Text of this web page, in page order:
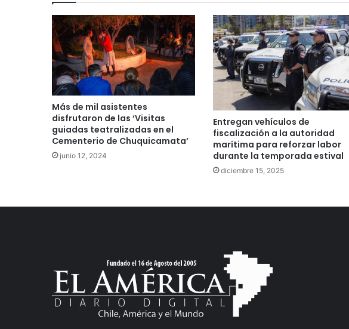
Más de mil asistentes
disfrutaron de las ‘Visitas
guiadas teatralizadas en el
Cementerio de Chuquicamata’
junio 12, 2024
Entregan vehículos de
fiscalización a la autoridad
marítima para reforzar labor
durante la temporada estival
diciembre 15, 2025